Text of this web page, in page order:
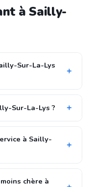
à Sailly-
Sur-La-Lys
Sur-La-Lys ?
à Sailly-
chère à